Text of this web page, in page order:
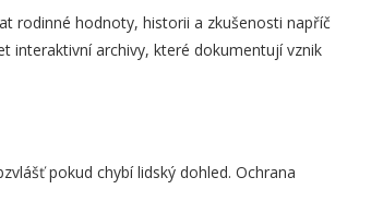
rodinné hodnoty, historii a zkušenosti napříč
interaktivní archivy, které dokumentují vznik
pokud chybí lidský dohled. Ochrana